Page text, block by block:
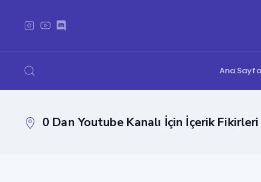
Ana Sayfa
0 Dan Youtube Kanalı İçin İçerik Fikirleri